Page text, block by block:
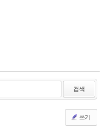
검색
쓰기